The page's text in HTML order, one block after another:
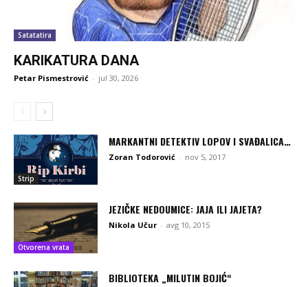
Satatatira
KARIKATURA DANA
Petar Pismestrović - jul 30, 2026
Strip
MARKANTNI DETEKTIV LOPOV I SVAĐALICA…
Zoran Todorović - nov 5, 2017
Otvorena vrata
JEZIČKE NEDOUMICE: JAJA ILI JAJETA?
Nikola Učur - avg 10, 2015
BIBLIOTEKA „MILUTIN BOJIĆ“